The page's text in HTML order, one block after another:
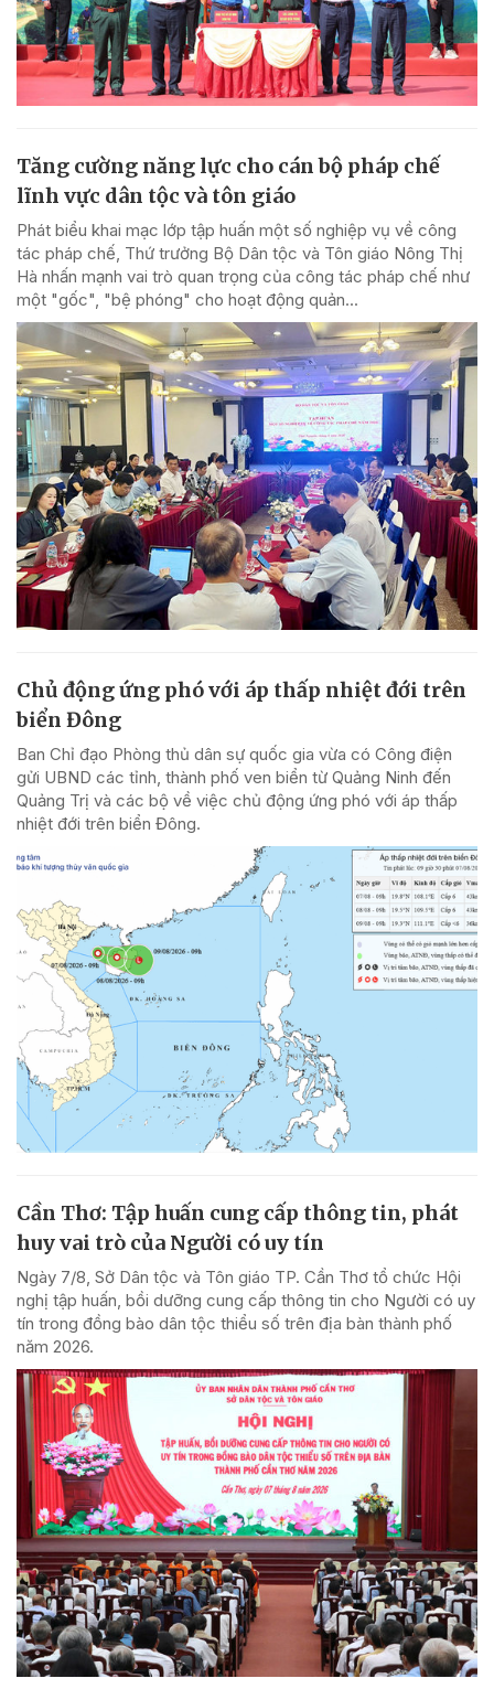
Tăng cường năng lực cho cán bộ pháp chế
lĩnh vực dân tộc và tôn giáo
Phát biểu khai mạc lớp tập huấn một số nghiệp vụ về công
tác pháp chế, Thứ trưởng Bộ Dân tộc và Tôn giáo Nông Thị
Hà nhấn mạnh vai trò quan trọng của công tác pháp chế như
một "gốc", "bệ phóng" cho hoạt động quản...
Chủ động ứng phó với áp thấp nhiệt đới trên
biển Đông
Ban Chỉ đạo Phòng thủ dân sự quốc gia vừa có Công điện
gửi UBND các tỉnh, thành phố ven biển từ Quảng Ninh đến
Quảng Trị và các bộ về việc chủ động ứng phó với áp thấp
nhiệt đới trên biển Đông.
Cần Thơ: Tập huấn cung cấp thông tin, phát
huy vai trò của Người có uy tín
Ngày 7/8, Sở Dân tộc và Tôn giáo TP. Cần Thơ tổ chức Hội
nghị tập huấn, bồi dưỡng cung cấp thông tin cho Người có uy
tín trong đồng bào dân tộc thiểu số trên địa bàn thành phố
năm 2026.